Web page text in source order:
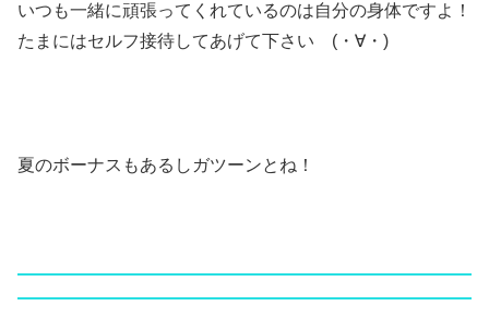
いつも一緒に頑張ってくれているのは自分の身体ですよ！
たまにはセルフ接待してあげて下さい (・∀・)
夏のボーナスもあるしガツーンとね！